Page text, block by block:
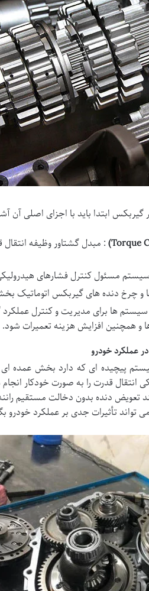
ابتدا باید با اجزای اصلی آن
: مبدل گشتاور وظیفه
مسئول کنترل فشارهای
و چرخ دنده های گیربکس اتوماتیک
ها برای مدیریت و کنترل
و همچنین افزایش هزینه تعمیرات شود.
عملکرد خودرو
پیچیده ای که دارد بخش عمده ای
انتقال قدرت را به صورت خودکار
تعویض دنده بدون دخالت مستقیم
تأثیرات جدی بر عملکرد خودرو